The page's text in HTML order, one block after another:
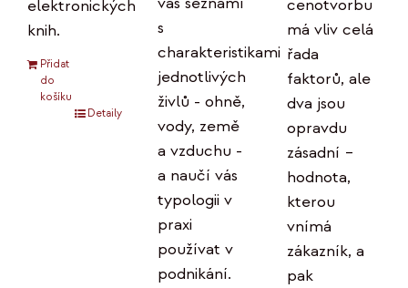
elektronických
knih.
Přidat
do
košíku
Detaily
s
charakteristikami
jednotlivých
živlů - ohně,
vody, země
a vzduchu -
a naučí vás
typologii v
praxi
používat v
podnikání.
cenotvorbu
má vliv celá
řada
faktorů, ale
dva jsou
opravdu
zásadní –
hodnota,
kterou
vnímá
zákazník, a
pak